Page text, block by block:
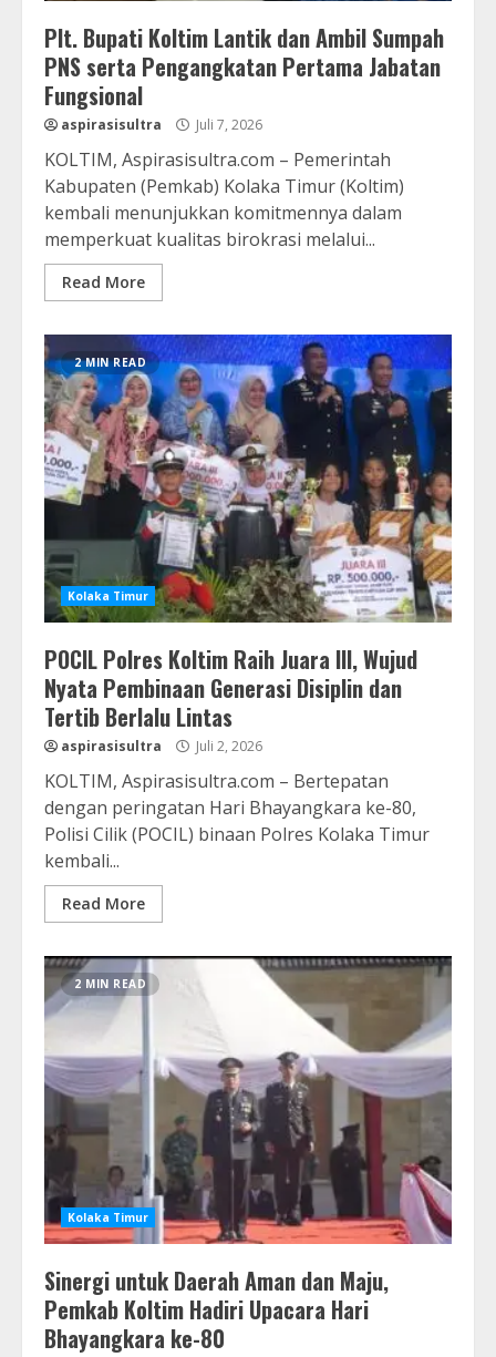
Plt. Bupati Koltim Lantik dan Ambil Sumpah
PNS serta Pengangkatan Pertama Jabatan
Fungsional
aspirasisultra Juli 7, 2026
KOLTIM, Aspirasisultra.com – Pemerintah
Kabupaten (Pemkab) Kolaka Timur (Koltim)
kembali menunjukkan komitmennya dalam
memperkuat kualitas birokrasi melalui...
Read More
2 MIN READ
Kolaka Timur
POCIL Polres Koltim Raih Juara III, Wujud
Nyata Pembinaan Generasi Disiplin dan
Tertib Berlalu Lintas
aspirasisultra Juli 2, 2026
KOLTIM, Aspirasisultra.com – Bertepatan
dengan peringatan Hari Bhayangkara ke-80,
Polisi Cilik (POCIL) binaan Polres Kolaka Timur
kembali...
Read More
2 MIN READ
Kolaka Timur
Sinergi untuk Daerah Aman dan Maju,
Pemkab Koltim Hadiri Upacara Hari
Bhayangkara ke-80